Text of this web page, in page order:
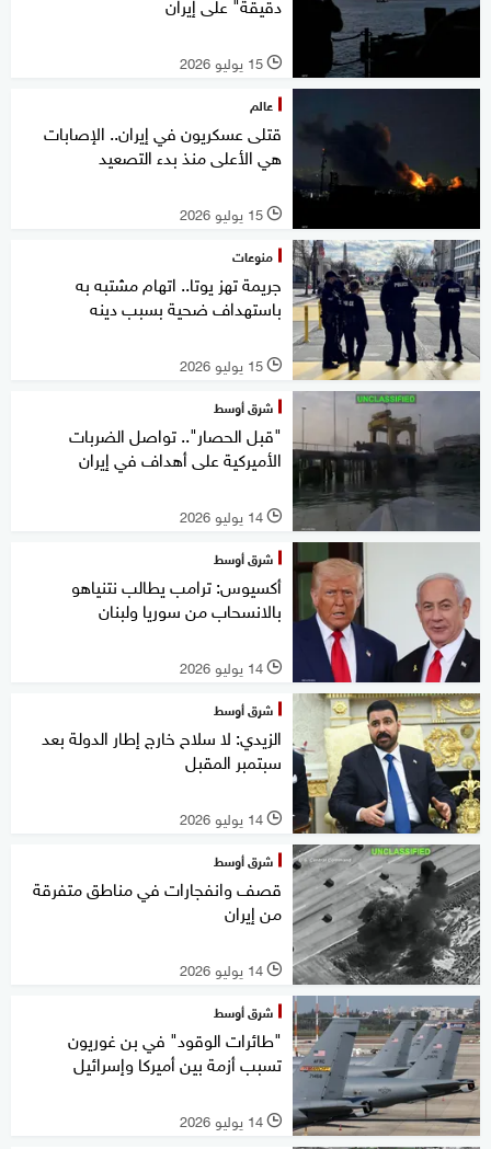
l 15 يوليو 2026
عالم
قتلى عسكريون في إيران.. الإصابات
هي الأعلى منذ بدء التصعيد
l 15 يوليو 2026
منوعات
جريمة تهز يوتا.. اتهام مشتبه به
باستهداف ضحية بسبب دينه
l 15 يوليو 2026
شرق أوسط
"قبل الحصار".. تواصل الضربات
الأميركية على أهداف في إيران
l 14 يوليو 2026
شرق أوسط
أكسيوس: ترامب يطالب نتنياهو
بالانسحاب من سوريا ولبنان
l 14 يوليو 2026
شرق أوسط
الزيدي: لا سلاح خارج إطار الدولة بعد
سبتمبر المقبل
l 14 يوليو 2026
شرق أوسط
قصف وانفجارات في مناطق متفرقة
من إيران
l 14 يوليو 2026
شرق أوسط
"طائرات الوقود" في بن غوريون
تسبب أزمة بين أميركا وإسرائيل
l 14 يوليو 2026